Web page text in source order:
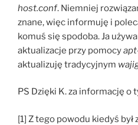
host.conf. Niemniej
znane, więc informuję i
komuś się spodoba. Ja
aktualizacje przy pomocy
aktualizuję tradycyjnym
PS Dzięki K. za informację o
[1] Z tego powodu kiedyś